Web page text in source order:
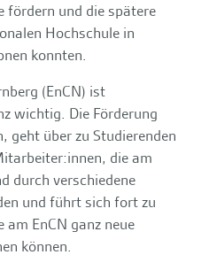
fördern und die spätere
Hochschule in
konnten.
(EnCN) ist
wichtig. Die Förderung
geht über zu Studierenden
die am
durch verschiedene
und führt sich fort zu
EnCN ganz neue
können.